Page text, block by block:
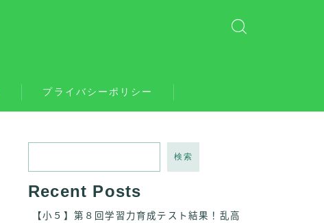
プライバシーポリシー
検索
Recent Posts
【小５】第８回学習力育成テスト結果！乱高